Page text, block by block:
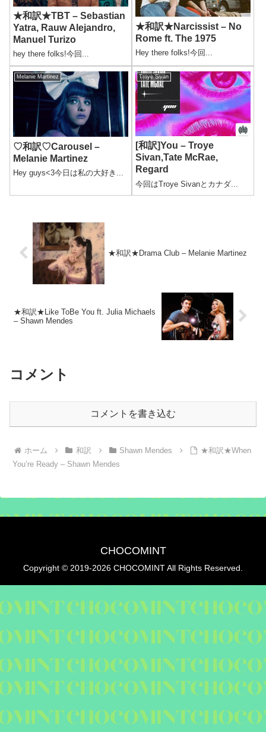
★和訳★TBT – Sebastian
Yatra, Rauw Alejandro,
Manuel Turizo
hey there folks!今回...
★和訳★Narcissist – No
Rome ft. The 1975
Hey there folks!今回...
Melanie Martinez
♡和訳♡Carousel –
Melanie Martinez
Hey guys<3今日は私の大好き...
Troye Sivan
[和訳]You – Troye
Sivan,Tate McRae,
Regard
今回はTroye Sivanとカナダ...
★和訳★Drama Club – Melanie Martinez
★和訳★Like ToBe You ft. Julia Michaels
– Shawn Mendes
コメント
コメントを書き込む
ホーム 和訳 Shawn Mendes
★和訳★When
You’re Ready – Shawn Mendes
CHOCOMINT
Copyright © 2019-2026 CHOCOMINT All Rights Reserved.